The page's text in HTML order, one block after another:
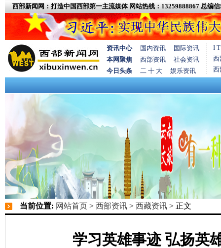
西部新闻网：打造中国西部第一主流媒体 网站热线：13259888867 总编信
资讯中心 国内资讯
国际资讯
本网聚焦
西部资讯
社会资讯
今日头条
二 十 大 娱乐资讯
I
西
西
当前位置: 网站首页 > 西部资讯 > 西藏资讯 > 正文
学习英雄事迹 弘扬英